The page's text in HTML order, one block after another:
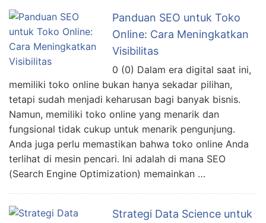
Panduan SEO untuk Toko
Online: Cara Meningkatkan
Visibilitas
0 (0) Dalam era digital saat ini,
memiliki toko online bukan hanya sekadar pilihan,
tetapi sudah menjadi keharusan bagi banyak bisnis.
Namun, memiliki toko online yang menarik dan
fungsional tidak cukup untuk menarik pengunjung.
Anda juga perlu memastikan bahwa toko online Anda
terlihat di mesin pencari. Ini adalah di mana SEO
(Search Engine Optimization) memainkan …
Strategi Data Science untuk